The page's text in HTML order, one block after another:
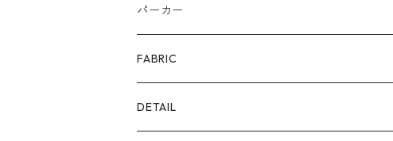
リング
カゴ
ファー
ECOレザー/ファー/ムートン
スニーカー/カジュアルシューズ
パンプス/綺麗めシューズ
ブーツ
パーカー
FABRIC
裏毛スウェット
DETAIL